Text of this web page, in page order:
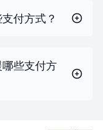
付方式？
些支付方